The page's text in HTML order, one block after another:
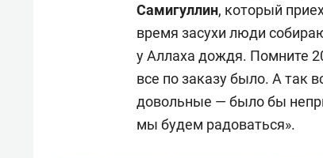
Самигуллин, который
время засухи люди
у Аллаха дождя. Помните
все по заказу было. А так
довольные — было бы
мы будем радоваться».